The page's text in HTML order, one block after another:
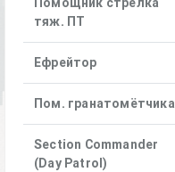
тяж. ПТ
Ефрейтор
Пом. гранатомётчика
Section Commander
(Day Patrol)